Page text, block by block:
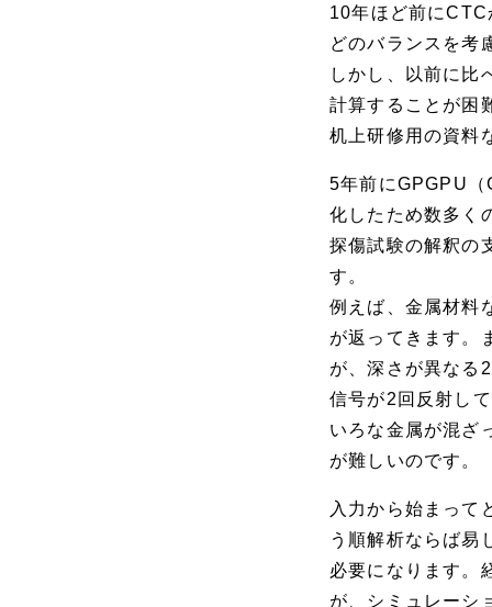
10年ほど前に
どのバランスを考
しかし、以前に比
計算することが困
机上研修用の資料
5年前にGPGPU
化したため数多く
探傷試験の解釈の
す。
例えば、金属材料
が返ってきます。
が、深さが異なる
信号が2回反射し
いろな金属が混ざ
が難しいのです。
入力から始まって
う順解析ならば易
必要になります。
が、シミュレーシ